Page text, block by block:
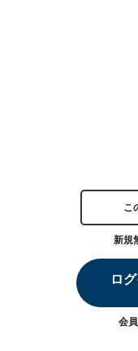
こ
新規
ロ
会